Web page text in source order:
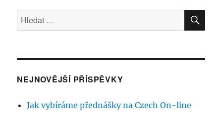
Hledat:
NEJNOVĚJŠÍ PŘÍSPĚVKY
Jak vybíráme přednášky na Czech On-line